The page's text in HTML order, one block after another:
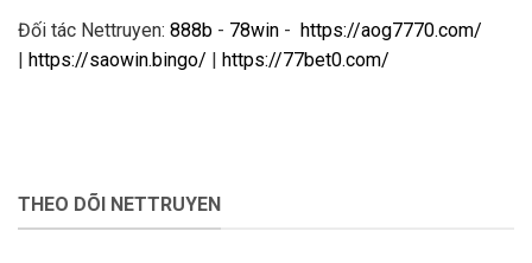
Đối tác Nettruyen: 888b - 78win - https://aog7770.com/
https://saowin.bingo/ https://77bet0.com/
THEO DÕI NETTRUYEN